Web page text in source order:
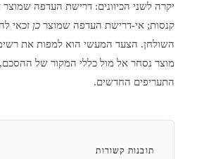
יקרה לשני הכיוונים: דרישת העדפה שמוצר
קנסות; אי-דרישת העדפה שמוצר כן זכאי
השולחן. הצעד המעשי הוא למפות את
מוצר נסחר אל מול כללי המקור של
התעריפים החדשים.
תובנות קשורות